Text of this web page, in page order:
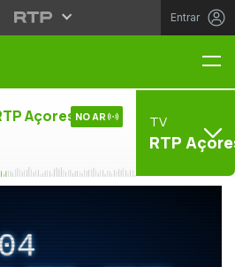
Entrar
Açores NO AR TV
RTP